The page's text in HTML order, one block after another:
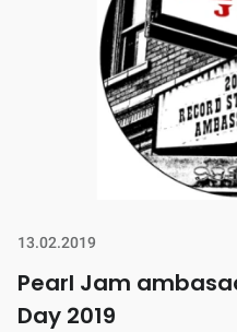
13.02.2019
Pearl Jam
Day 2019